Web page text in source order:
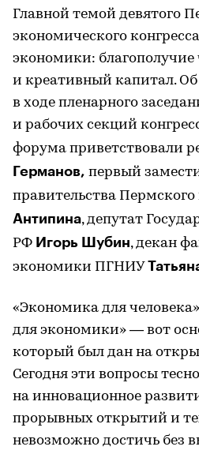
Главной темой девятого
экономического
экономики: благополучие
и креативный капитал.
в ходе пленарного
и рабочих секций
форума приветствовали
Германов, первый
правительства Пермского
Антипина, депутат
РФ Игорь Шубин, декан
экономики ПГНИУ
«Экономика для
для экономики» — вот
который был дан на
Сегодня эти вопросы
на инновационное
прорывных открытий и
невозможно достичь без